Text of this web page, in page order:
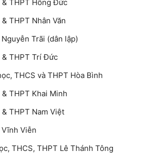
& THPT Hồng Đức
THPT Nhân Văn
Trãi (dân lập)
THPT Trí Đức
THCS và THPT Hòa Bình
THPT Khai Minh
THPT Nam Việt
Viễn
THCS, THPT Lê Thánh Tông